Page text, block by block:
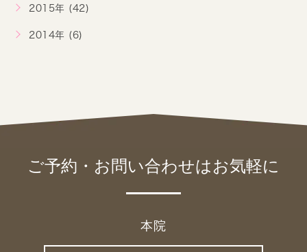
2015年 (42)
2014年 (6)
ご予約・お問い合わせはお気軽に
本院